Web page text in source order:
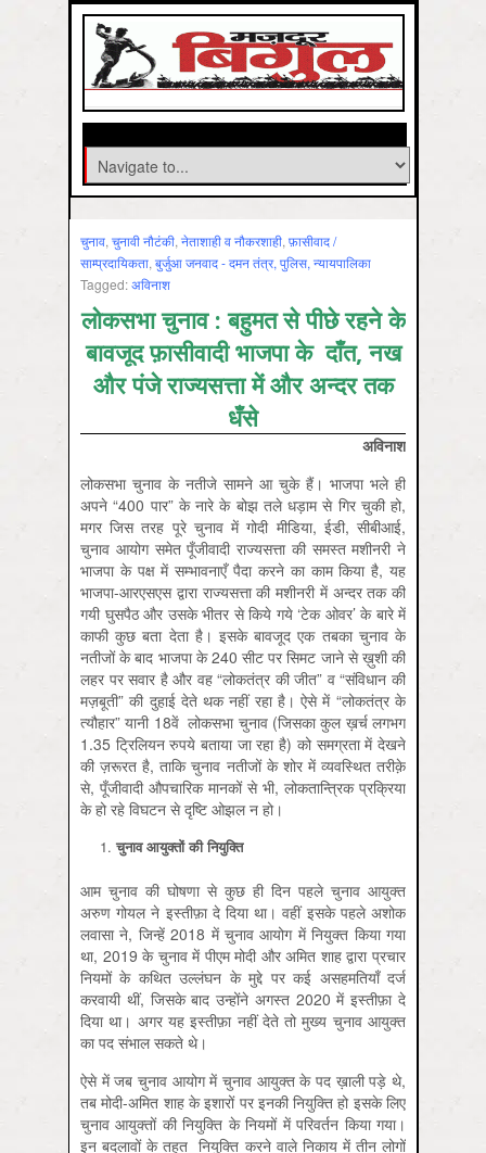
चुनाव, चुनावी नौटंकी, नेताशाही व नौकरशाही, फ़ासीवाद /
साम्‍प्रदायिकता, बुर्जुआ जनवाद - दमन तंत्र, पुलिस, न्‍यायपालिका
Tagged:अविनाश
लोकसभा चुनाव : बहुमत से पीछे रहने के
बावजूद फ़ासीवादी भाजपा के दाँत, नख
और पंजे राज्यसत्ता में और अन्दर तक
धँसे
अविनाश
लोकसभा चुनाव के नतीजे सामने आ चुके हैं। भाजपा भले ही
अपने “400 पार” के नारे के बोझ तले धड़ाम से गिर चुकी हो,
मगर जिस तरह पूरे चुनाव में गोदी मीडिया, ईडी, सीबीआई,
चुनाव आयोग समेत पूँजीवादी राज्यसत्ता की समस्त मशीनरी ने
भाजपा के पक्ष में सम्भावनाएँ पैदा करने का काम किया है, यह
भाजपा-आरएसएस द्वारा राज्यसत्ता की मशीनरी में अन्दर तक की
गयी घुसपैठ और उसके भीतर से किये गये ‘टेक ओवर’ के बारे में
काफी कुछ बता देता है। इसके बावजूद एक तबका चुनाव के
नतीजों के बाद भाजपा के 240 सीट पर सिमट जाने से ख़ुशी की
लहर पर सवार है और वह “लोकतंत्र की जीत” व “संविधान की
मज़बूती” की दुहाई देते थक नहीं रहा है। ऐसे में “लोकतंत्र के
त्यौहार” यानी 18वें लोकसभा चुनाव (जिसका कुल ख़र्च लगभग
1.35 ट्रिलियन रुपये बताया जा रहा है) को समग्रता में देखने
की ज़रूरत है, ताकि चुनाव नतीजों के शोर में व्यवस्थित तरीक़े
से, पूँजीवादी औपचारिक मानकों से भी, लोकतान्त्रिक प्रक्रिया
के हो रहे विघटन से दृष्टि ओझल न हो।
चुनाव आयुक्तों की नियुक्ति
आम चुनाव की घोषणा से कुछ ही दिन पहले चुनाव आयुक्त
अरुण गोयल ने इस्तीफ़ा दे दिया था। वहीं इसके पहले अशोक
लवासा ने, जिन्हें 2018 में चुनाव आयोग में नियुक्त किया गया
था, 2019 के चुनाव में पीएम मोदी और अमित शाह द्वारा प्रचार
नियमों के कथित उल्लंघन के मुद्दे पर कई असहमतियाँ दर्ज
करवायी थीं, जिसके बाद उन्होंने अगस्त 2020 में इस्तीफ़ा दे
दिया था। अगर यह इस्तीफ़ा नहीं देते तो मुख्य चुनाव आयुक्त
का पद संभाल सकते थे।
ऐसे में जब चुनाव आयोग में चुनाव आयुक्त के पद ख़ाली पड़े थे,
तब मोदी-अमित शाह के इशारों पर इनकी नियुक्ति हो इसके लिए
चुनाव आयुक्तों की नियुक्ति के नियमों में परिवर्तन किया गया।
इन बदलावों के तहत नियुक्ति करने वाले निकाय में तीन लोगों